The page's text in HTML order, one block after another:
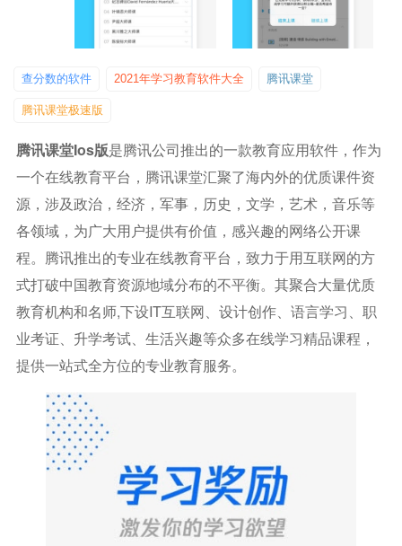
查分数的软件 2021年学习教育软件大全 腾讯课堂
腾讯课堂极速版
腾讯课堂ios版是腾讯公司推出的一款教育应用软件，作为
一个在线教育平台，腾讯课堂汇聚了海内外的优质课件资
源，涉及政治，经济，军事，历史，文学，艺术，音乐等
各领域，为广大用户提供有价值，感兴趣的网络公开课
程。腾讯推出的专业在线教育平台，致力于用互联网的方
式打破中国教育资源地域分布的不平衡。其聚合大量优质
教育机构和名师,下设IT互联网、设计创作、语言学习、职
业考证、升学考试、生活兴趣等众多在线学习精品课程，
提供一站式全方位的专业教育服务。